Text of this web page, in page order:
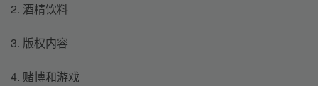
2. 酒精饮料
3. 版权内容
4. 赌博和游戏